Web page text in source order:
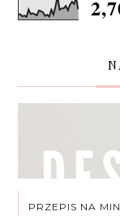
PRZEPIS NA